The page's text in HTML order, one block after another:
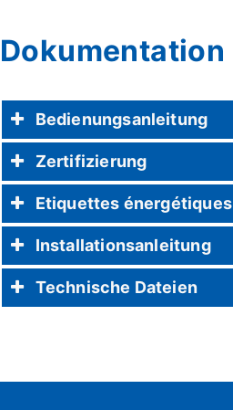
Dokumentation
Bedienungsanleitung
Zertifizierung
Etiquettes énergétiques
Installationsanleitung
Technische Dateien